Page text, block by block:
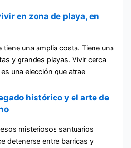
en zona de playa, en
tiene una amplia costa. Tiene una
y grandes playas. Vivir cerca
una elección que atrae
histórico y el arte de
misteriosos santuarios
detenerse entre barricas y